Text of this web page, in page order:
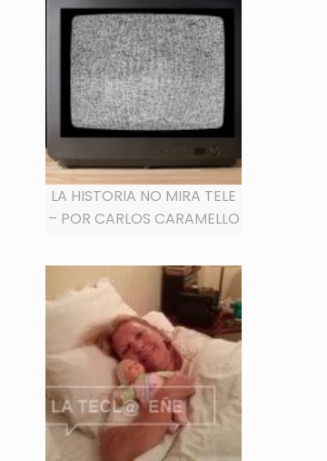
LA HISTORIA NO MIRA TELE
– POR CARLOS CARAMELLO